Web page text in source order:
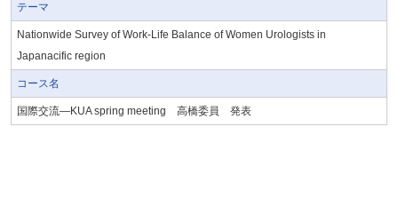
テーマ
Nationwide Survey of Work-Life Balance of Women Urologists in
Japanacific region
コース名
国際交流—KUA spring meeting 高橋委員 発表